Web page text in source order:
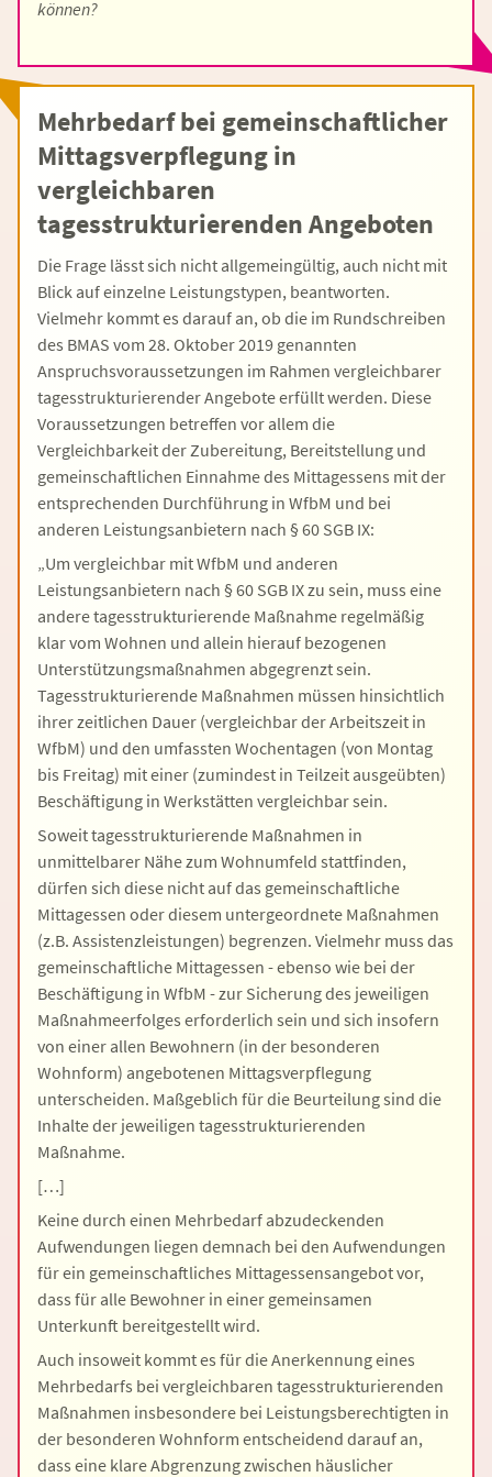
können?
Mehrbedarf bei gemeinschaftlicher
Mittagsverpflegung in
vergleichbaren
tagesstrukturierenden Angeboten
Die Frage lässt sich nicht allgemeingültig, auch nicht mit
Blick auf einzelne Leistungstypen, beantworten.
Vielmehr kommt es darauf an, ob die im Rundschreiben
des BMAS vom 28. Oktober 2019 genannten
Anspruchsvoraussetzungen im Rahmen vergleichbarer
tagesstrukturierender Angebote erfüllt werden. Diese
Voraussetzungen betreffen vor allem die
Vergleichbarkeit der Zubereitung, Bereitstellung und
gemeinschaftlichen Einnahme des Mittagessens mit der
entsprechenden Durchführung in WfbM und bei
anderen Leistungsanbietern nach § 60 SGB IX:
„Um vergleichbar mit WfbM und anderen
Leistungsanbietern nach § 60 SGB IX zu sein, muss eine
andere tagesstrukturierende Maßnahme regelmäßig
klar vom Wohnen und allein hierauf bezogenen
Unterstützungsmaßnahmen abgegrenzt sein.
Tagesstrukturierende Maßnahmen müssen hinsichtlich
ihrer zeitlichen Dauer (vergleichbar der Arbeitszeit in
WfbM) und den umfassten Wochentagen (von Montag
bis Freitag) mit einer (zumindest in Teilzeit ausgeübten)
Beschäftigung in Werkstätten vergleichbar sein.
Soweit tagesstrukturierende Maßnahmen in
unmittelbarer Nähe zum Wohnumfeld stattfinden,
dürfen sich diese nicht auf das gemeinschaftliche
Mittagessen oder diesem untergeordnete Maßnahmen
(z.B. Assistenzleistungen) begrenzen. Vielmehr muss das
gemeinschaftliche Mittagessen - ebenso wie bei der
Beschäftigung in WfbM - zur Sicherung des jeweiligen
Maßnahmeerfolges erforderlich sein und sich insofern
von einer allen Bewohnern (in der besonderen
Wohnform) angebotenen Mittagsverpflegung
unterscheiden. Maßgeblich für die Beurteilung sind die
Inhalte der jeweiligen tagesstrukturierenden
Maßnahme.
[…]
Keine durch einen Mehrbedarf abzudeckenden
Aufwendungen liegen demnach bei den Aufwendungen
für ein gemeinschaftliches Mittagessensangebot vor,
dass für alle Bewohner in einer gemeinsamen
Unterkunft bereitgestellt wird.
Auch insoweit kommt es für die Anerkennung eines
Mehrbedarfs bei vergleichbaren tagesstrukturierenden
Maßnahmen insbesondere bei Leistungsberechtigten in
der besonderen Wohnform entscheidend darauf an,
dass eine klare Abgrenzung zwischen häuslicher